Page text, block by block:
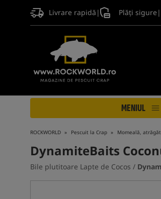
Livrare rapidă | Plăți sigure |
MENIUL
ROCKWORLD Pescuit la Crap Momeală,
DynamiteBaits
Bile plutitoare Lapte de Cocos /